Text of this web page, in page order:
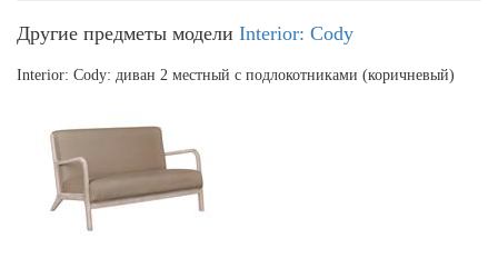
Другие предметы модели Interior: Cody
Interior: Cody: диван 2 местный с подлокотниками (коричневый)